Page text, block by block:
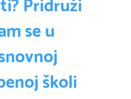
Pridruži
se u
školi